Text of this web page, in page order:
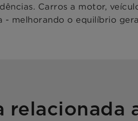
Carros a motor,
melhorando o equilíbrio
relacionada